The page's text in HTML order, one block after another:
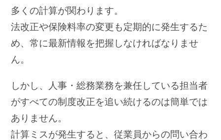
多くの計算が関わります。
法改正や保険料率の変更も定期的に発生するた
め、常に最新情報を把握しなければなりませ
ん。
しかし、人事・総務業務を兼任している担当者
がすべての制度改正を追い続けるのは簡単では
ありません。
計算ミスが発生すると、従業員からの問い合わ